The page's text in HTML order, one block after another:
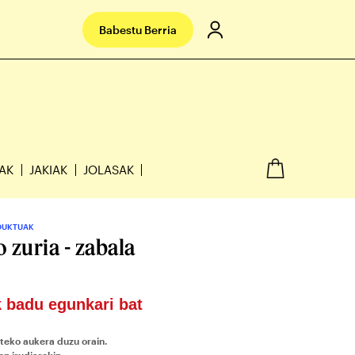
Babestu Berria
JAKIAK JOLASAK
zuria - zabala
badu egunkari bat
aukera duzu orain.